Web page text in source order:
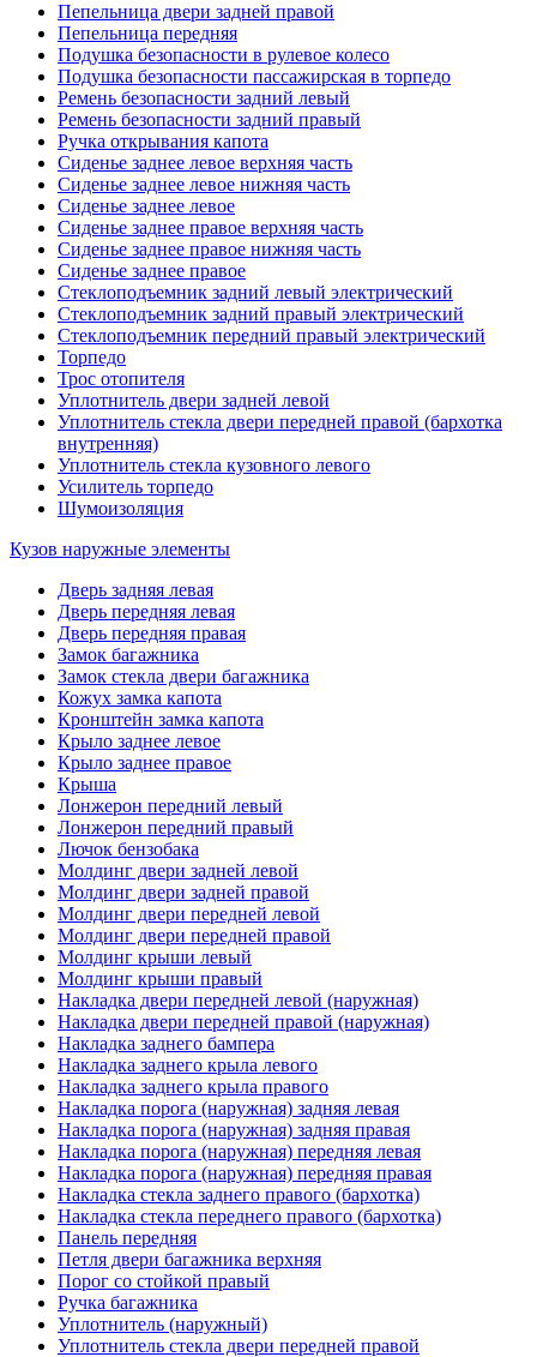
Пепельница двери задней правой
Пепельница передняя
Подушка безопасности в рулевое колесо
Подушка безопасности пассажирская в торпедо
Ремень безопасности задний левый
Ремень безопасности задний правый
Ручка открывания капота
Сиденье заднее левое верхняя часть
Сиденье заднее левое нижняя часть
Сиденье заднее левое
Сиденье заднее правое верхняя часть
Сиденье заднее правое нижняя часть
Сиденье заднее правое
Стеклоподъемник задний левый электрический
Стеклоподъемник задний правый электрический
Стеклоподъемник передний правый электрический
Торпедо
Трос отопителя
Уплотнитель двери задней левой
Уплотнитель стекла двери передней правой (бархотка
внутренняя)
Уплотнитель стекла кузовного левого
Усилитель торпедо
Шумоизоляция
Кузов наружные элементы
Дверь задняя левая
Дверь передняя левая
Дверь передняя правая
Замок багажника
Замок стекла двери багажника
Кожух замка капота
Кронштейн замка капота
Крыло заднее левое
Крыло заднее правое
Крыша
Лонжерон передний левый
Лонжерон передний правый
Лючок бензобака
Молдинг двери задней левой
Молдинг двери задней правой
Молдинг двери передней левой
Молдинг двери передней правой
Молдинг крыши левый
Молдинг крыши правый
Накладка двери передней левой (наружная)
Накладка двери передней правой (наружная)
Накладка заднего бампера
Накладка заднего крыла левого
Накладка заднего крыла правого
Накладка порога (наружная) задняя левая
Накладка порога (наружная) задняя правая
Накладка порога (наружная) передняя левая
Накладка порога (наружная) передняя правая
Накладка стекла заднего правого (бархотка)
Накладка стекла переднего правого (бархотка)
Панель передняя
Петля двери багажника верхняя
Порог со стойкой правый
Ручка багажника
Уплотнитель (наружный)
Уплотнитель стекла двери передней правой